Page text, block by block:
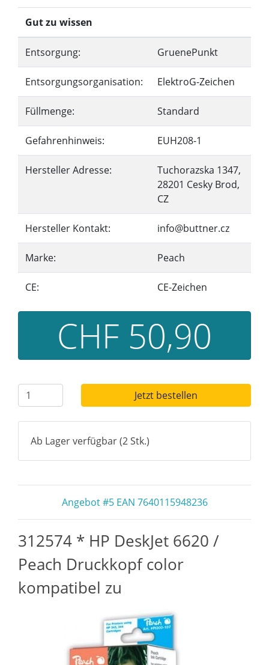
Gut zu wissen
Entsorgung: GruenePunkt
Entsorgungsorganisation: ElektroG-Zeichen
Füllmenge: Standard
Gefahrenhinweis: EUH208-1
Hersteller Adresse:
Tuchorazska 1347,
28201 Cesky Brod,
CZ
Hersteller Kontakt: info@buttner.cz
Marke: Peach
CE: CE-Zeichen
CHF 50,90
Jetzt bestellen
Ab Lager verfügbar (2 Stk.)
Angebot #5 EAN 7640115948236
312574 * HP DeskJet 6620 /
Peach Druckkopf color
kompatibel zu